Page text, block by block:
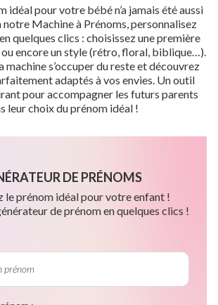
idéal pour votre bébé n’a jamais été aussi
notre Machine à Prénoms, personnalisez
quelques clics : choisissez une première
encore un style (rétro, floral, biblique…).
machine s’occuper du reste et découvrez
adaptés à vos envies. Un outil
pour accompagner les futurs parents
leur choix du prénom idéal !
DE PRÉNOMS
le prénom idéal pour votre enfant !
de prénom en quelques clics !